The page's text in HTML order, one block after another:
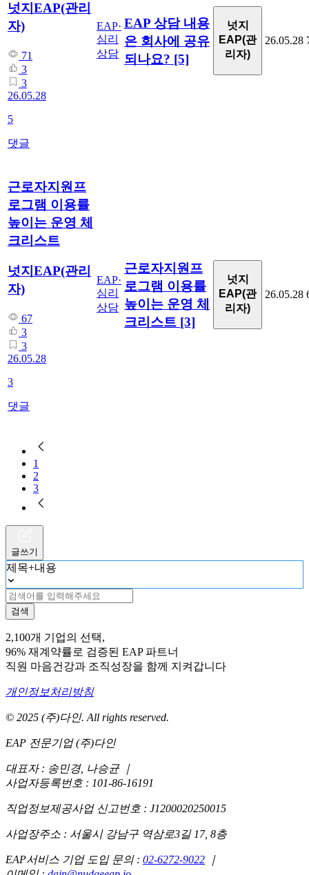
넛지EAP(관리
자)
71
3
3
26.05.28
5
댓글
EAP·
심리
상담
EAP 상담 내용
은 회사에 공유
되나요? [5]
넛지
EAP(관
리자)
26.05.28
근로자지원프
로그램 이용률
높이는 운영 체
크리스트
넛지EAP(관리
자)
67
3
3
26.05.28
3
댓글
EAP·
심리
상담
근로자지원프
로그램 이용률
높이는 운영 체
크리스트 [3]
넛지
EAP(관
리자)
26.05.28
1
2
3
글쓰기
제목+내용
검색
2,100개 기업의 선택,
96% 재계약률로 검증된 EAP 파트너
직원 마음건강과 조직성장을 함께 지켜갑니다
개인정보처리방침
© 2025 (주)다인. All rights reserved.
EAP 전문기업 (주)다인
대표자 : 송민경, 나승균 ｜
사업자등록번호 : 101-86-16191
직업정보제공사업 신고번호 : J1200020250015
사업장주소 : 서울시 강남구 역삼로3길 17, 8층
EAP서비스 기업 도입 문의 : 02-6272-9022
｜